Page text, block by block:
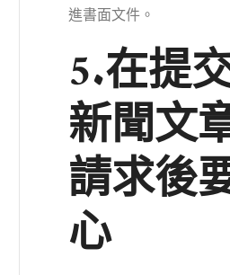
進書面文件。
5.在提
新聞文
請求後
心